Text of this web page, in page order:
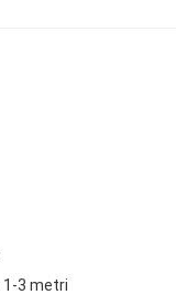
1-3 metri